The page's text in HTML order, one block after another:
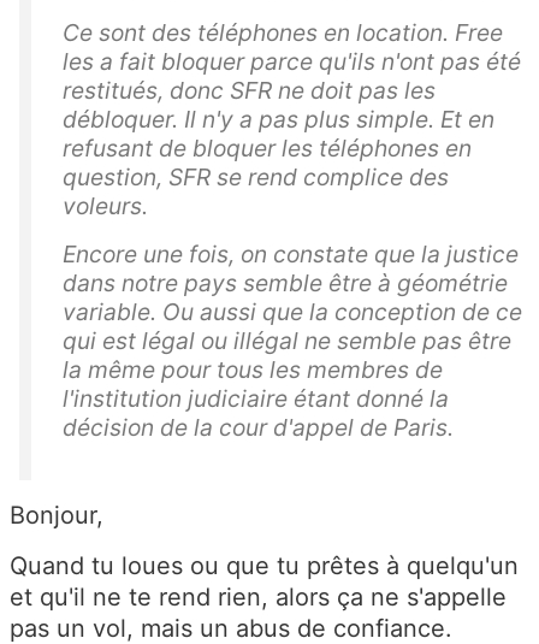
Ce sont des téléphones en location. Free
les a fait bloquer parce qu'ils n'ont pas été
restitués, donc SFR ne doit pas les
débloquer. Il n'y a pas plus simple. Et en
refusant de bloquer les téléphones en
question, SFR se rend complice des
voleurs.
Encore une fois, on constate que la justice
dans notre pays semble être à géométrie
variable. Ou aussi que la conception de ce
qui est légal ou illégal ne semble pas être
la même pour tous les membres de
l'institution judiciaire étant donné la
décision de la cour d'appel de Paris.
Bonjour,
Quand tu loues ou que tu prêtes à quelqu'un
et qu'il ne te rend rien, alors ça ne s'appelle
pas un vol, mais un abus de confiance.